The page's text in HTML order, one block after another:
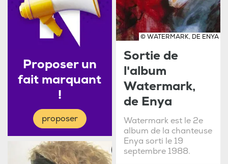
Proposer un
fait marquant
!
proposer
© WATERMARK, DE ENYA
Sortie de
l'album
Watermark,
de Enya
Watermark est le 2e
album de la chanteuse
Enya sorti le 19
septembre 1988.